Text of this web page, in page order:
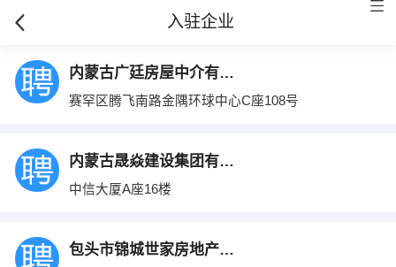
入驻企业
内蒙古广廷房屋中介有限公司
赛罕区腾飞南路金隅环球中心C座108号
内蒙古晟焱建设集团有限责任公司赤峰分公司
中信大厦A座16楼
包头市锦城世家房地产经纪有限责任公司